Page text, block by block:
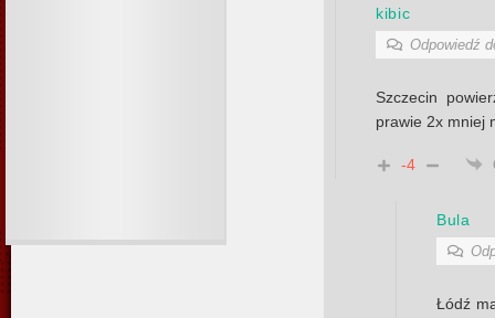
kibic
Odpowiedź
Szczecin
prawie 2x mniej
-4
Bula
Łódź